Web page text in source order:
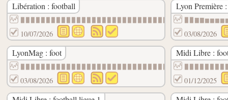
Libération : football
10/07/2026
Lyon Première
03/08/2026
LyonMag : foot
03/08/2026
Midi Libre :
01/12/2025